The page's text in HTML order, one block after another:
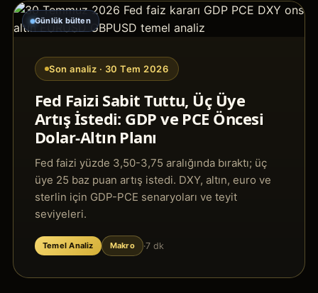
Günlük bülten
Son analiz · 30 Tem 2026
Fed Faizi Sabit Tuttu, Üç Üye
Artış İstedi: GDP ve PCE Öncesi
Dolar-Altın Planı
Fed faizi yüzde 3,50-3,75 aralığında bıraktı; üç
üye 25 baz puan artış istedi. DXY, altın, euro ve
sterlin için GDP-PCE senaryoları ve teyit
seviyeleri.
Temel Analiz Makro ·7 dk